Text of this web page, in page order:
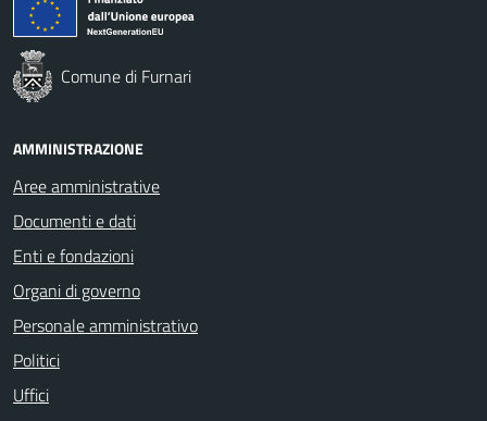
Comune di Furnari
AMMINISTRAZIONE
Aree amministrative
Documenti e dati
Enti e fondazioni
Organi di governo
Personale amministrativo
Politici
Uffici